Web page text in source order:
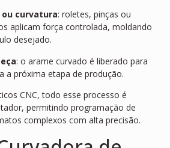
curvatura: roletes, pinças ou
aplicam força controlada, moldando
desejado.
: o arame curvado é liberado para
a próxima etapa de produção.
CNC, todo esse processo é
permitindo programação de
complexos com alta precisão.